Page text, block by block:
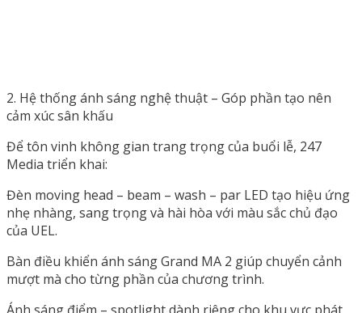
2. Hệ thống ánh sáng nghệ thuật – Góp phần tạo nên
cảm xúc sân khấu
Để tôn vinh không gian trang trọng của buổi lễ, 247
Media triển khai:
Đèn moving head – beam – wash – par LED tạo hiệu ứng
nhẹ nhàng, sang trọng và hài hòa với màu sắc chủ đạo
của UEL.
Bàn điều khiển ánh sáng Grand MA 2 giúp chuyển cảnh
mượt mà cho từng phần của chương trình.